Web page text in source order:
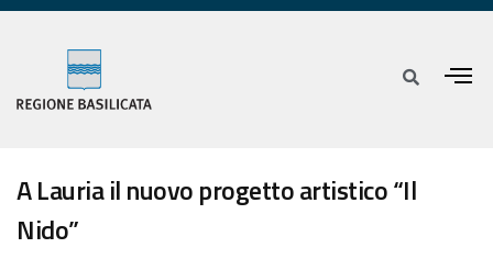
A Lauria il nuovo progetto artistico “Il
Nido”